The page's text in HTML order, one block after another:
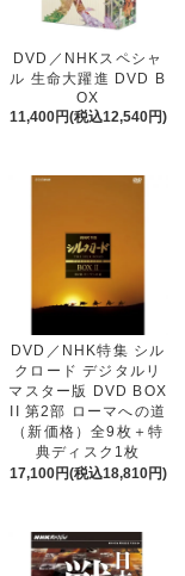
DVD／NHKスペシャ
ル 生命大躍進 DVD B
OX
11,400円(税込12,540円)
DVD／NHK特集 シル
クロード デジタルリ
マスター版 DVD BOX
II 第2部 ローマへの道
（新価格）全9枚＋特
典ディスク1枚
17,100円(税込18,810円)